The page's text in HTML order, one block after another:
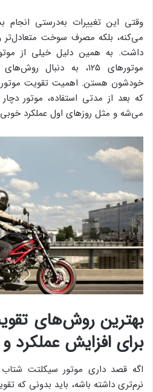
وقتی این تغییرات به‌درستی انجام
می‌کنه، بلکه مصرف سوخت
داشت. به همین دلیل خیلی از
موتورهای ۱۲۵، به
خودشون هستن. اهمیت تقویت
که بعد از مدتی استفاده، موتور
می‌شه و مثل روزهای اول عملکرد خوبی
بهترین روش‌های
برای افزایش عملکرد و
اگه قصد داری موتور سیکلتت شتاب
نرم‌تری داشته باشه، باید بدونی که